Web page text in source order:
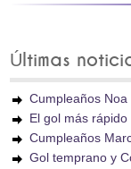
Últimas
Cumpleaños
El gol más
Cumpleaños
Gol temprano y